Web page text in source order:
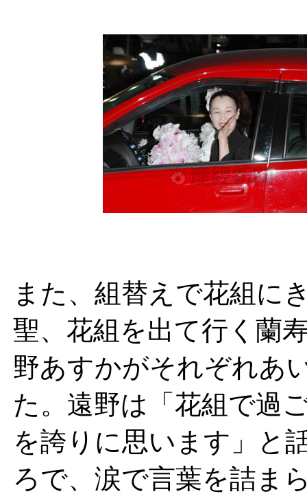
また、組替えで花組に
聖、花組を出て行く蘭
野あすかがそれぞれあ
た。遠野は「花組で過
を誇りに思います」と
ろで、涙で言葉を詰ま